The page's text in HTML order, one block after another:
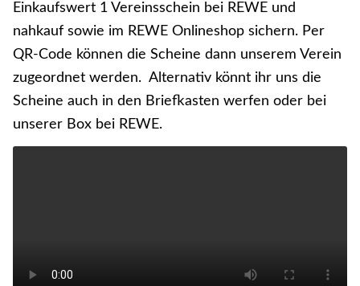
Einkaufswert 1 Vereinsschein bei REWE und
nahkauf sowie im REWE Onlineshop sichern. Per
QR-Code können die Scheine dann unserem Verein
zugeordnet werden. Alternativ könnt ihr uns die
Scheine auch in den Briefkasten werfen oder bei
unserer Box bei REWE.